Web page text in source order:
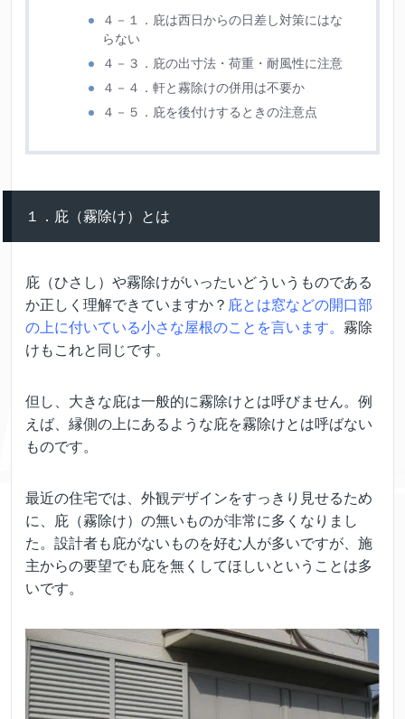
４－１．庇は西日からの日差し対策にはな
らない
４－３．庇の出寸法・荷重・耐風性に注意
４－４．軒と霧除けの併用は不要か
４－５．庇を後付けするときの注意点
１．庇（霧除け）とは
庇（ひさし）や霧除けがいったいどういうものである
か正しく理解できていますか？ 庇とは窓などの開口部
の上に付いている小さな屋根のことを言います。 霧除
けもこれと同じです。
但し、大きな庇は一般的に霧除けとは呼びません。例
えば、縁側の上にあるような庇を霧除けとは呼ばない
ものです。
最近の住宅では、外観デザインをすっきり見せるため
に、庇（霧除け）の無いものが非常に多くなりまし
た。設計者も庇がないものを好む人が多いですが、施
主からの要望でも庇を無くしてほしいということは多
いです。